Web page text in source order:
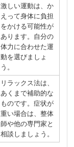
激しい運動は、か
えって身体に負担
をかける可能性が
あります。自分の
体力に合わせた運
動を選びましょ
う。
リラックス法は、
あくまで補助的な
ものです。症状が
重い場合は、整体
師や他の専門家と
相談しましょう。